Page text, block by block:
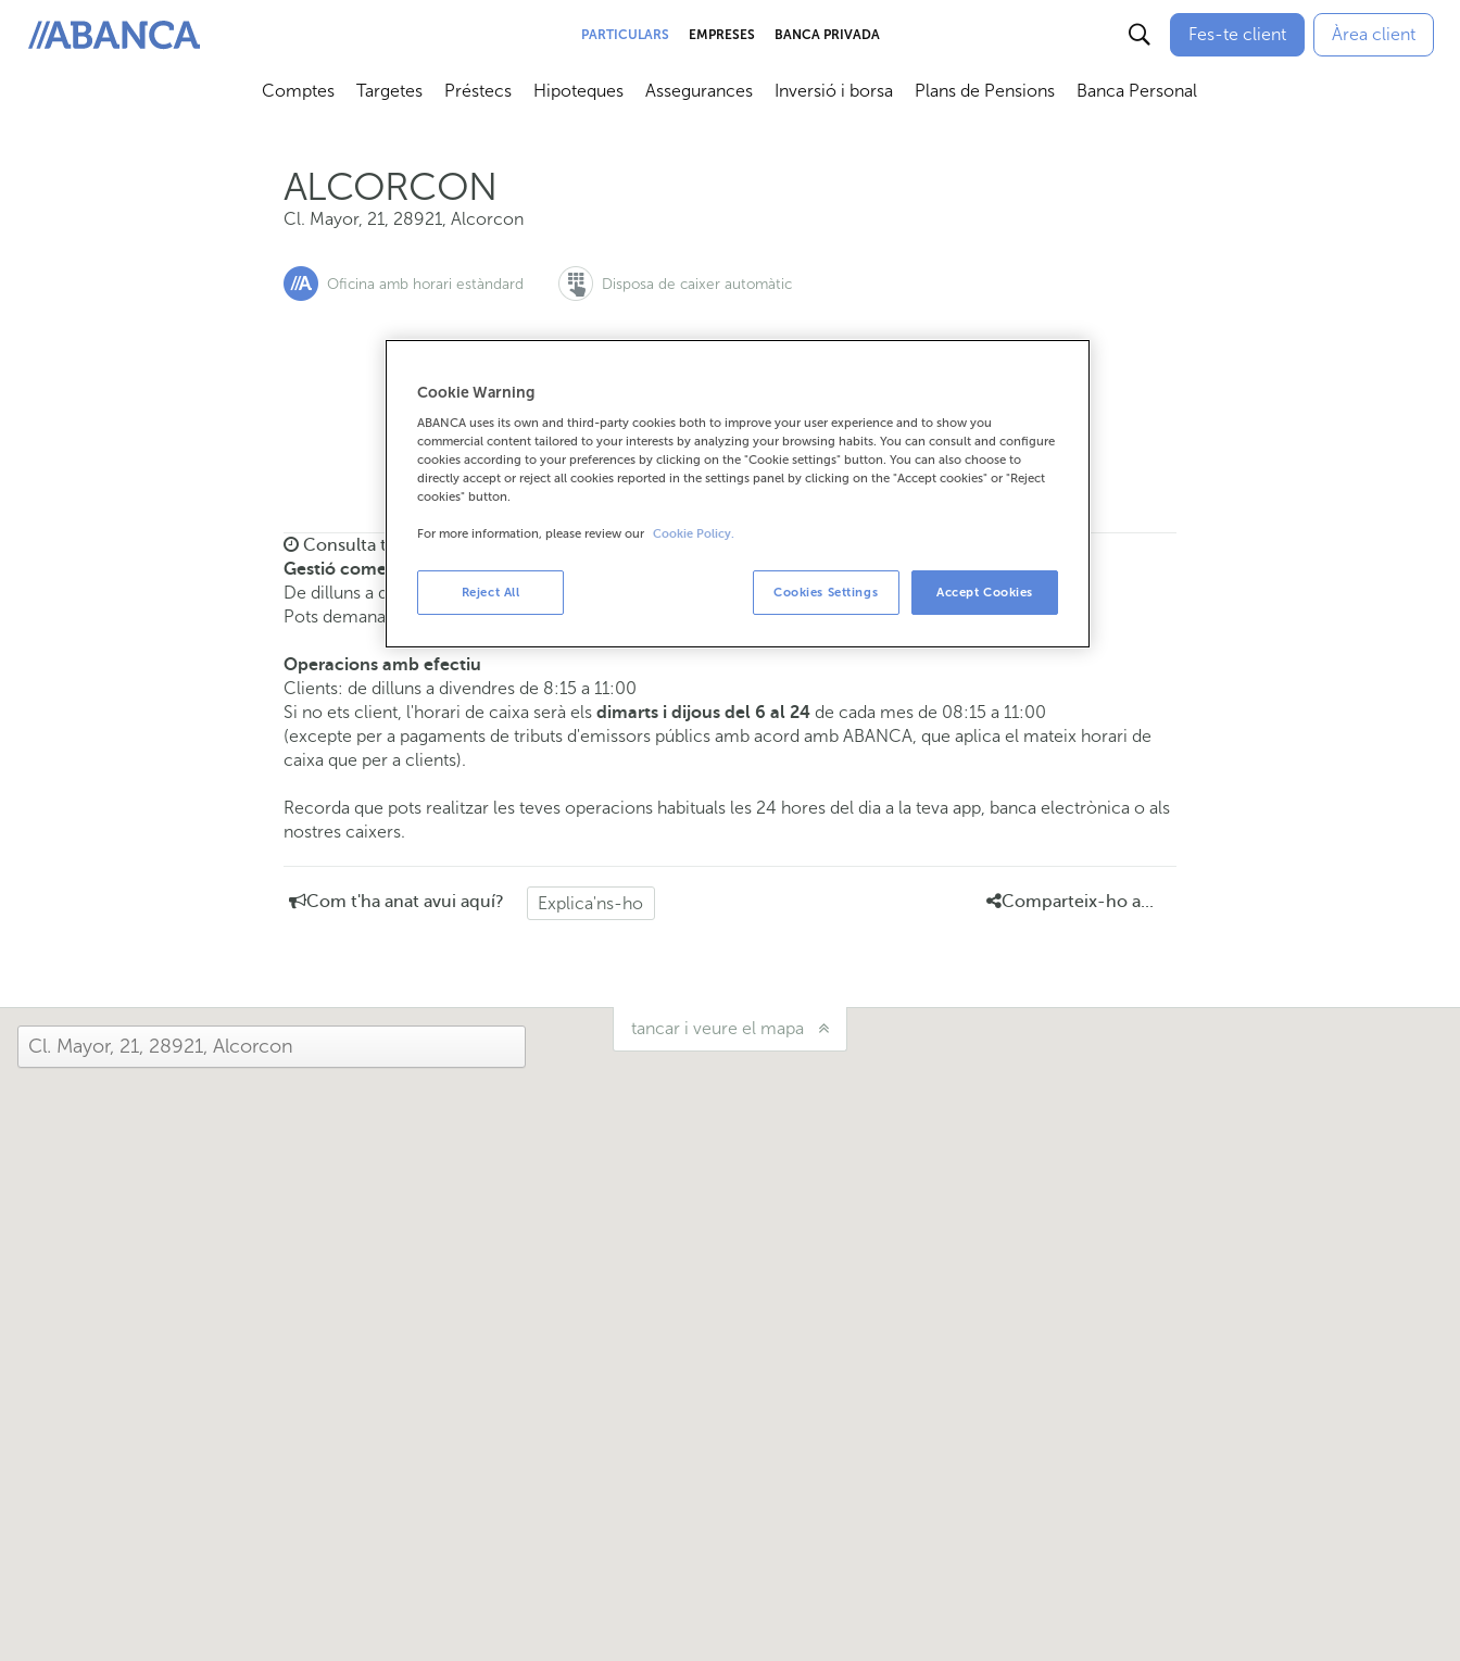
ABANCA
PARTICULARS EMPRESES BANCA PRIVADA Fes-te client Àrea client
Comptes
Abrir submenú
Targetes
Abrir submenú
Préstecs
Abrir submenú
Hipoteques
Abrir submenú
Assegurances
Abrir submenú
Inversió i borsa
Abrir submenú
Plans de Pensions
Abrir submenú
Banca Personal
ALCORCON
Cl. Mayor, 21, 28921, Alcorcon
Oficina amb horari estàndard Disposa de caixer automàtic
Si vols demanar cita:
900 815 200 910900762 Com arribar
Consulta tots els horaris
Gestió comercial
De dilluns a divendres de8:15 a 14:00.
Pots demanar cita prèviai t'atendrem el dia i hora que triïs.
Operacions amb efectiu
Clients: de dilluns a divendres de 8:15 a 11:00
Si no ets client, l'horari de caixa serà els dimarts i dijous del 6 al 24 de cada mes de 08:15 a 11:00
(excepte per a pagaments de tributs d'emissors públics amb acord amb ABANCA, que aplica el mateix horari de
caixa que per a clients).
Recorda que pots realitzar les teves operacions habituals les 24 hores del dia a la teva app, banca electrònica o als
nostres caixers.
Com t'ha anat avui aquí? Explica'ns-ho Comparteix-ho a...
tancar i veure el mapa
Cookie Warning
ABANCA uses its own and third-party cookies both to improve your user experience and to show you
commercial content tailored to your interests by analyzing your browsing habits. You can consult and configure
cookies according to your preferences by clicking on the "Cookie settings" button. You can also choose to
directly accept or reject all cookies reported in the settings panel by clicking on the "Accept cookies" or "Reject
cookies" button.
For more information, please review our Cookie Policy.
Reject All Cookies Settings Accept Cookies